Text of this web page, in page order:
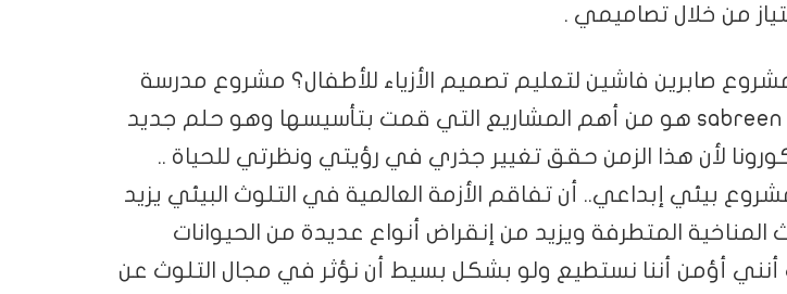
من خلال تصاميمي .
صابرين فاشين لتعليم تصميم الأزياء للأطفال؟ مشروع مدرسة
sabreen fashion schol هو من أهم المشاريع التي قمت بتأسيسها وهو حلم جديد
لأن هذا الزمن حقق تغيير جذري في رؤيتي ونظرتي للحياة ..
بيئي إبداعي.. أن تفاقم الأزمة العالمية في التلوث البيئي يزيد
المناخية المتطرفة ويزيد من إنقراض أنواع عديدة من الحيوانات
أنني أؤمن أننا نستطيع ولو بشكل بسيط أن نؤثر في مجال التلوث عن